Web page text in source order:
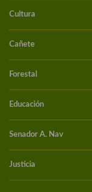
Cultura
Cañete
Forestal
Educación
Senador A. Nav
Justicia